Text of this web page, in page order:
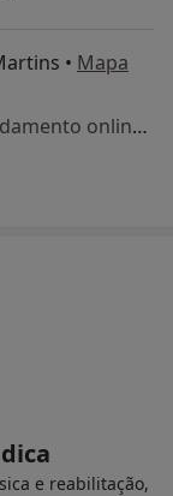
• Mapa
Esse especialista não oferece agendamento online para esse endereço.
e reabilitação,